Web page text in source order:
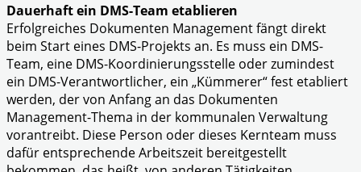
Dauerhaft ein DMS-Team etablieren
Erfolgreiches Dokumenten Management fängt direkt
beim Start eines DMS-Projekts an. Es muss ein DMS-
Team, eine DMS-Koordinierungsstelle oder zumindest
ein DMS-Verantwortlicher, ein „Kümmerer“ fest etabliert
werden, der von Anfang an das Dokumenten
Management-Thema in der kommunalen Verwaltung
vorantreibt. Diese Person oder dieses Kernteam muss
dafür entsprechende Arbeitszeit bereitgestellt